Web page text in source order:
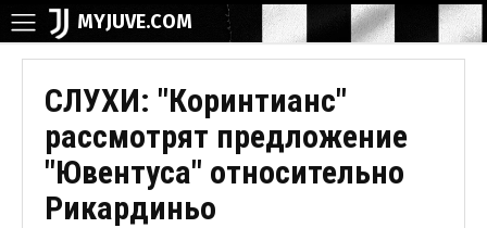
MYJUVE.COM
СЛУХИ: "Коринтианс"
рассмотрят предложение
"Ювентуса" относительно
Рикардиньо